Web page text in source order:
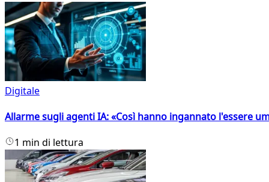
Digitale
Allarme sugli agenti IA: «Così hanno ingannato l'essere
1 min di lettura